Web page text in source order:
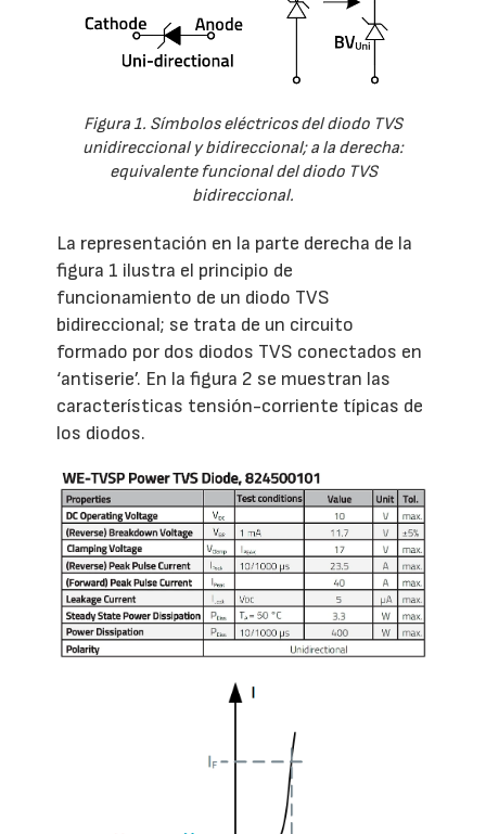
Figura 1. Símbolos eléctricos del diodo TVS
unidireccional y bidireccional; a la derecha:
equivalente funcional del diodo TVS
bidireccional.
La representación en la parte derecha de la
figura 1 ilustra el principio de
funcionamiento de un diodo TVS
bidireccional; se trata de un circuito
formado por dos diodos TVS conectados en
‘antiserie’. En la figura 2 se muestran las
características tensión-corriente típicas de
los diodos.